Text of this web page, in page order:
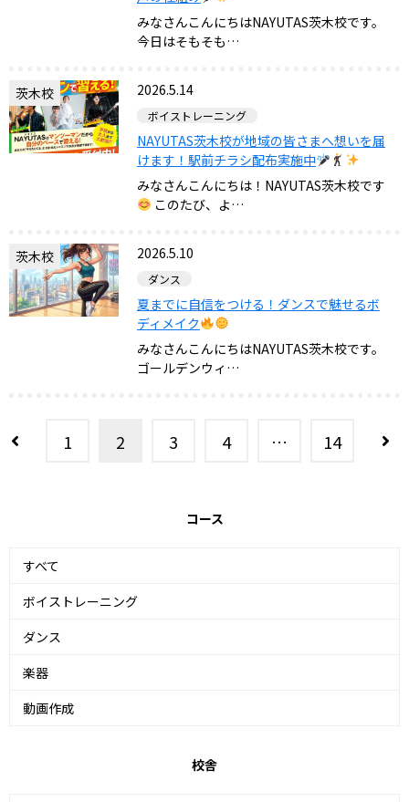
みなさんこんにちはNAYUTAS茨木校です。
今日はそもそも…
茨木校 2026.5.14
ボイストレーニング
NAYUTAS茨木校が地域の皆さまへ想いを届
けます！駅前チラシ配布実施中
みなさんこんにちは！NAYUTAS茨木校です
このたび、よ…
茨木校 2026.5.10
ダンス
夏までに自信をつける！ダンスで魅せるボ
ディメイク
みなさんこんにちはNAYUTAS茨木校です。
ゴールデンウィ…
1 2 3 4 … 14
コース
すべて
ボイストレーニング
ダンス
楽器
動画作成
校舎